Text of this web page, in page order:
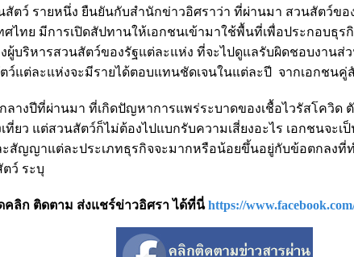
ตว์ รายหนึ่ง ยืนยันกับสำนักข่าวอิศราว่า ที่ผ่านมา สวนสัตว์ขอ
ไทย มีการเปิดสัปทานให้เอกชนเข้ามาใช้พื้นที่เพื่อประกอบธุร
ผู้บริหารสวนสัตว์ของรัฐแต่ละแห่ง ที่จะไปดูแลรับผิดชอบงานส่ว
ว์แต่ละแห่งจะมีรายได้ตอบแทนชัดเจนในแต่ละปี จากเอกชน
ลางปีที่ผ่านมา ที่เกิดปัญหาการแพร่ระบาดของเชื้อไวรัสโควิด
ยว แต่สวนสัตว์ก็ไม่ต้องไปแบกรับความเสี่ยงอะไร เอกชนจะเ
สัญญาแต่ละประเภทธุรกิจจะมากหรือน้อยขึ้นอยู่กับข้อตกลงที่
ว์ ระบุ
คลิก ติดตาม ส่งแชร์ข่าวอิศรา ได้ที่นี่https://